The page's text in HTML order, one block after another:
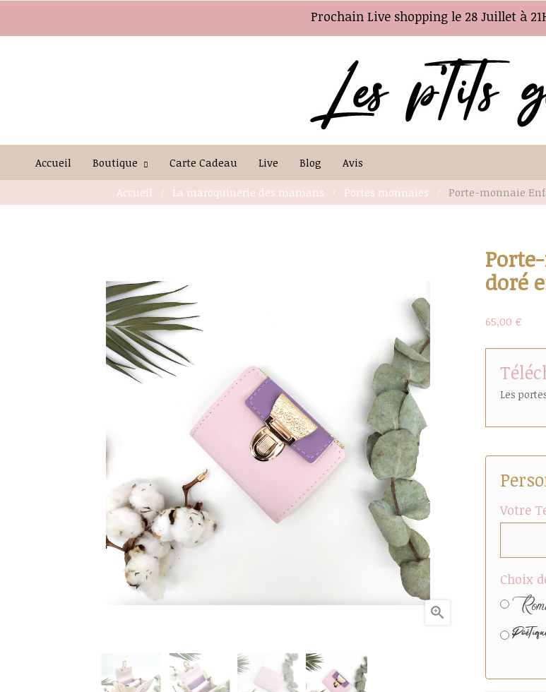
Prochain Live shopping le 28 Juillet à
Accueil Boutique Carte Cadeau Live Blog Avis
Accueil La maroquinerie des mamans Portes monnaies Porte-monnaie

doré
65,00 €
Les
Votre
Choix